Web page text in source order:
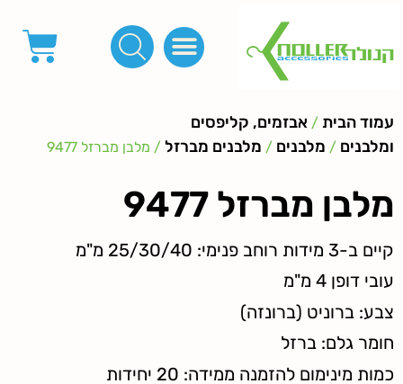
עמוד הבית / אבזמים, קליפסים
ומלבנים / מלבנים / מלבנים מברזל / מלבן מברזל 9477
מלבן מברזל 9477
קיים ב-3 מידות רוחב פנימי: 25/30/40 מ"מ
עובי דופן 4 מ"מ
צבע: ברוניט (ברונזה)
חומר גלם: ברזל
כמות מינימום להזמנה ממידה: 20 יחידות